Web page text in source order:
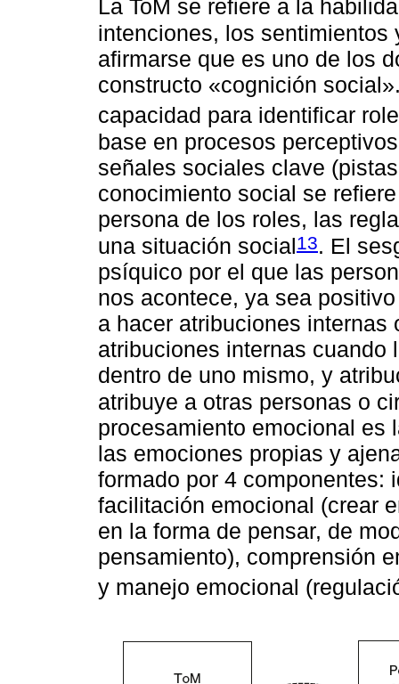
La ToM se refiere a la
intenciones, los sentimientos
afirmarse que es uno de los
constructo «cognición
capacidad para identificar
base en procesos
señales sociales clave
conocimiento social se
persona de los roles, las
una situación social13. El
psíquico por el que las
nos acontece, ya sea
a hacer atribuciones internas
atribuciones internas cuando
dentro de uno mismo, y
atribuye a otras personas o
procesamiento emocional es
las emociones propias y
formado por 4 componentes:
facilitación emocional (crear
en la forma de pensar, de
pensamiento), comprensión
y manejo emocional